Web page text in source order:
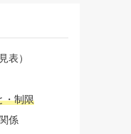
表）
・制限
係